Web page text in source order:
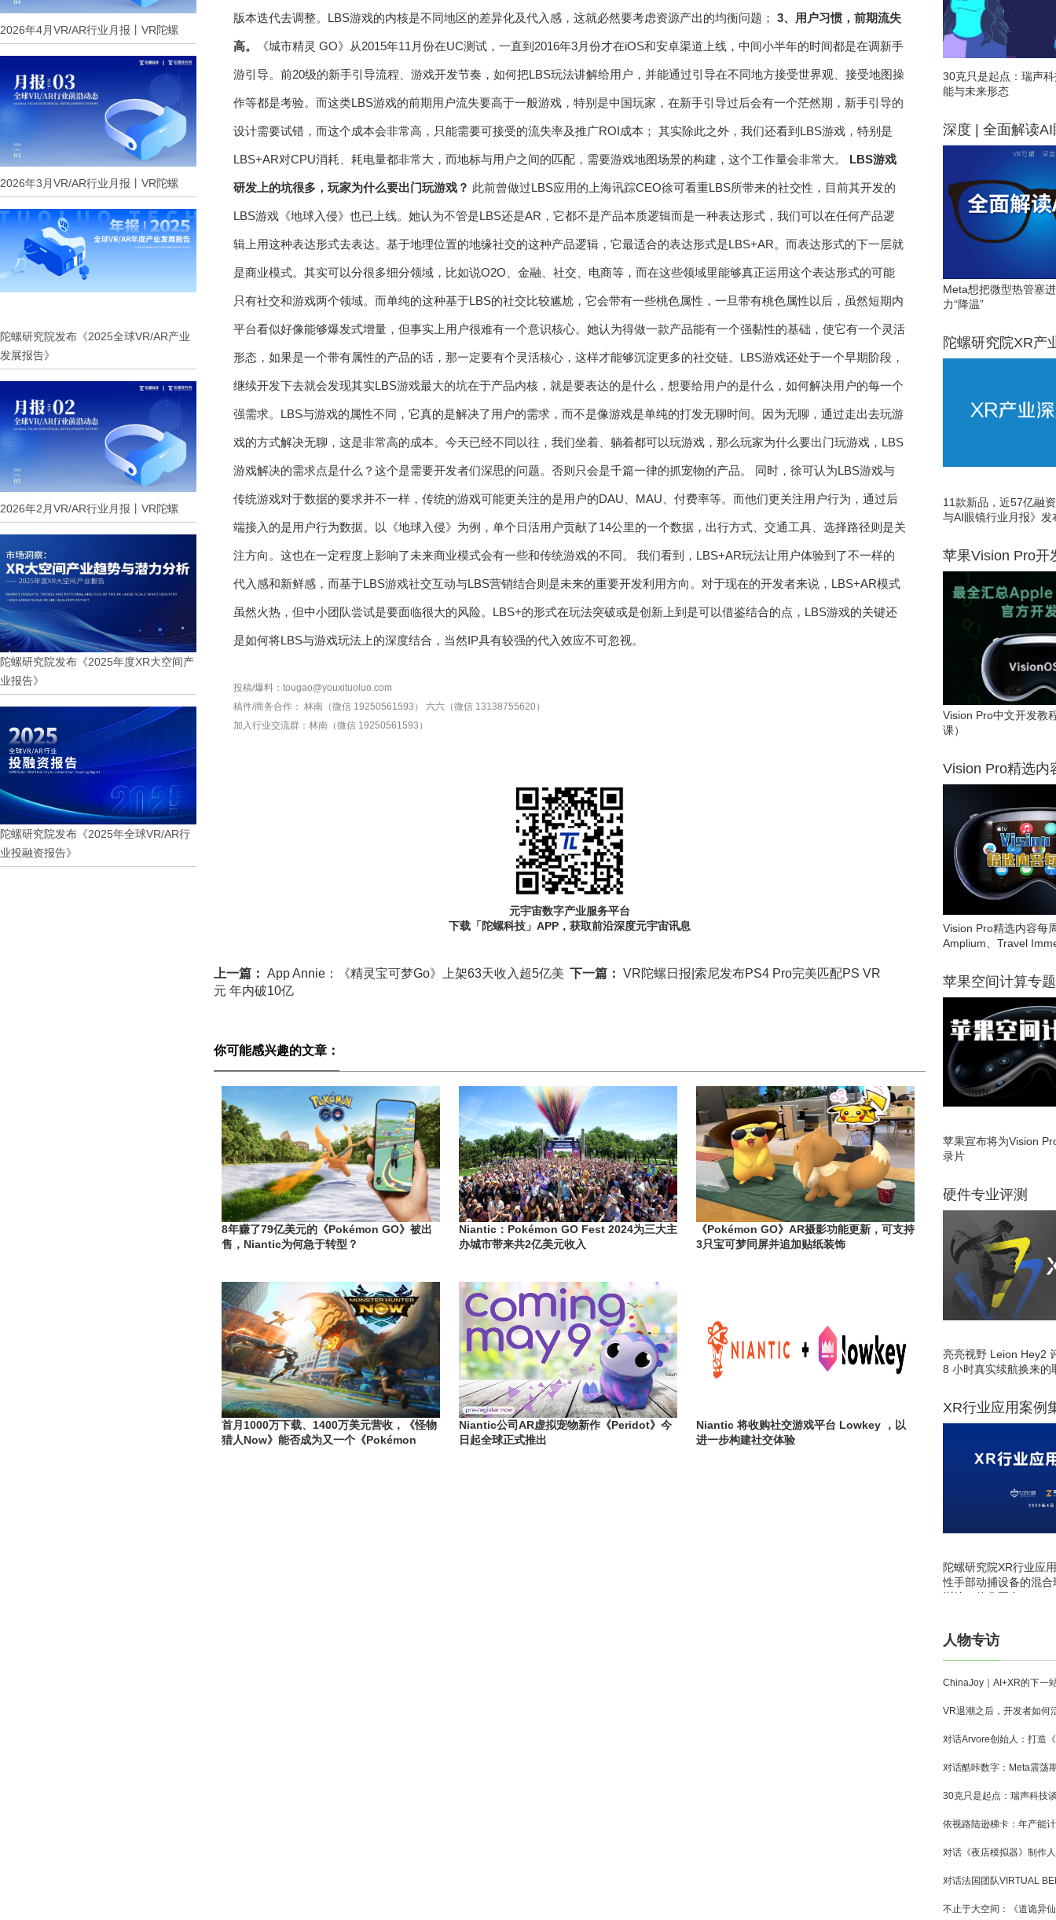
2026年4月VR/AR行业月报丨VR陀螺
2026年3月VR/AR行业月报丨VR陀螺
陀螺研究院发布《2025全球VR/AR产业
发展报告》
2026年2月VR/AR行业月报丨VR陀螺
陀螺研究院发布《2025年度XR大空间产
业报告》
陀螺研究院发布《2025年全球VR/AR行
业投融资报告》
版本迭代去调整。LBS游戏的内核是不同地区的差异化及代入感，这就必然要考虑资源产出的均衡问题； 3、用户习惯，前期流失
高。 《城市精灵 GO》从2015年11月份在UC测试，一直到2016年3月份才在iOS和安卓渠道上线，中间小半年的时间都是在调新手
游引导。前20级的新手引导流程、游戏开发节奏，如何把LBS玩法讲解给用户，并能通过引导在不同地方接受世界观、接受地图操
作等都是考验。而这类LBS游戏的前期用户流失要高于一般游戏，特别是中国玩家，在新手引导过后会有一个茫然期，新手引导的
设计需要试错，而这个成本会非常高，只能需要可接受的流失率及推广ROI成本； 其实除此之外，我们还看到LBS游戏，特别是
LBS+AR对CPU消耗、耗电量都非常大，而地标与用户之间的匹配，需要游戏地图场景的构建，这个工作量会非常大。 LBS游戏
研发上的坑很多，玩家为什么要出门玩游戏？ 此前曾做过LBS应用的上海讯踪CEO徐可看重LBS所带来的社交性，目前其开发的
LBS游戏《地球入侵》也已上线。她认为不管是LBS还是AR，它都不是产品本质逻辑而是一种表达形式，我们可以在任何产品逻
辑上用这种表达形式去表达。基于地理位置的地缘社交的这种产品逻辑，它最适合的表达形式是LBS+AR。而表达形式的下一层就
是商业模式。其实可以分很多细分领域，比如说O2O、金融、社交、电商等，而在这些领域里能够真正运用这个表达形式的可能
只有社交和游戏两个领域。而单纯的这种基于LBS的社交比较尴尬，它会带有一些桃色属性，一旦带有桃色属性以后，虽然短期内
平台看似好像能够爆发式增量，但事实上用户很难有一个意识核心。她认为得做一款产品能有一个强黏性的基础，使它有一个灵活
形态，如果是一个带有属性的产品的话，那一定要有个灵活核心，这样才能够沉淀更多的社交链。LBS游戏还处于一个早期阶段，
继续开发下去就会发现其实LBS游戏最大的坑在于产品内核，就是要表达的是什么，想要给用户的是什么，如何解决用户的每一个
强需求。LBS与游戏的属性不同，它真的是解决了用户的需求，而不是像游戏是单纯的打发无聊时间。因为无聊，通过走出去玩游
戏的方式解决无聊，这是非常高的成本。今天已经不同以往，我们坐着、躺着都可以玩游戏，那么玩家为什么要出门玩游戏，LBS
游戏解决的需求点是什么？这个是需要开发者们深思的问题。否则只会是千篇一律的抓宠物的产品。 同时，徐可认为LBS游戏与
传统游戏对于数据的要求并不一样，传统的游戏可能更关注的是用户的DAU、MAU、付费率等。而他们更关注用户行为，通过后
端接入的是用户行为数据。以《地球入侵》为例，单个日活用户贡献了14公里的一个数据，出行方式、交通工具、选择路径则是关
注方向。这也在一定程度上影响了未来商业模式会有一些和传统游戏的不同。 我们看到，LBS+AR玩法让用户体验到了不一样的
代入感和新鲜感，而基于LBS游戏社交互动与LBS营销结合则是未来的重要开发利用方向。对于现在的开发者来说，LBS+AR模式
虽然火热，但中小团队尝试是要面临很大的风险。LBS+的形式在玩法突破或是创新上到是可以借鉴结合的点，LBS游戏的关键还
是如何将LBS与游戏玩法上的深度结合，当然IP具有较强的代入效应不可忽视。
投稿/爆料：tougao@youxituoluo.com
稿件/商务合作： 林南（微信 19250561593）
六六（微信 13138755620）
加入行业交流群： 林南（微信 19250561593）
元宇宙数字产业服务平台
下载「陀螺科技」APP，获取前沿深度元宇宙讯息
上一篇： App Annie：《精灵宝可梦Go》上架63天收入超5亿美
元 年内破10亿
下一篇： VR陀螺日报|索尼发布PS4 Pro完美匹配PS VR
你可能感兴趣的文章：
8年赚了79亿美元的《Pokémon GO》被出
售，Niantic为何急于转型？
Niantic：Pokémon GO Fest 2024为三大主
办城市带来共2亿美元收入
《Pokémon GO》AR摄影功能更新，可支持
3只宝可梦同屏并追加贴纸装饰
首月1000万下载、1400万美元营收，《怪物
猎人Now》能否成为又一个《Pokémon
Niantic公司AR虚拟宠物新作《Peridot》今
日起全球正式推出
Niantic 将收购社交游戏平台 Lowkey ，以
进一步构建社交体验
30克只是起点：瑞声
能与未来形态
深度 | 全面解读AI
Meta想把微型热管塞
力“降温”
陀螺研究院XR产
11款新品，近57亿融
与AI眼镜行业月报》发
苹果Vision Pro开
Vision Pro中文开发教
课）
Vision Pro精选内
Vision Pro精选内容每
Amplium、Travel
苹果空间计算专题
苹果宣布将为Vision
录片
硬件专业评测
亮亮视野 Leion Hey2
8 小时真实续航换来的
XR行业应用案例
陀螺研究院XR行业应
性手部动捕设备的混
训练一体化平台
人物专访